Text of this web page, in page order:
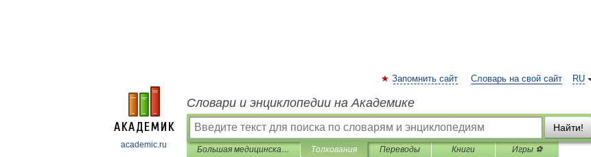
academic.ru
RU
Запомнить сайт Словарь на свой сайт
Словари и энциклопедии на Академике
Найти!
Большая медицинская энциклопедия Толкования Переводы Книги Игры ⚽